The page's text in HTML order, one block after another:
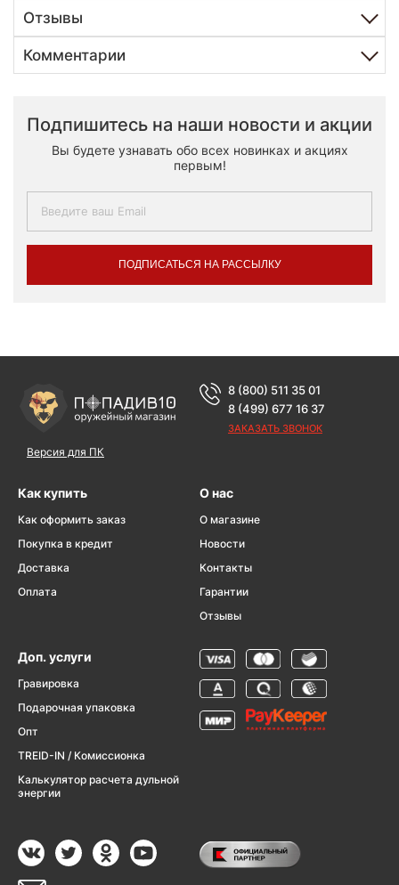
Отзывы
Комментарии
Подпишитесь на наши новости и акции
Вы будете узнавать обо всех новинках и акциях
первым!
ПОДПИСАТЬСЯ НА РАССЫЛКУ
Версия для ПК
8 (800) 511 35 01
8 (499) 677 16 37
ЗАКАЗАТЬ ЗВОНОК
Как купить
Как оформить заказ
Покупка в кредит
Доставка
Оплата
О нас
О магазине
Новости
Контакты
Гарантии
Отзывы
Доп. услуги
Гравировка
Подарочная упаковка
Опт
TREID-IN / Комиссионка
Калькулятор расчета дульной
энергии